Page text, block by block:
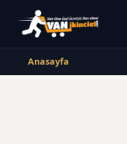
Anasayfa